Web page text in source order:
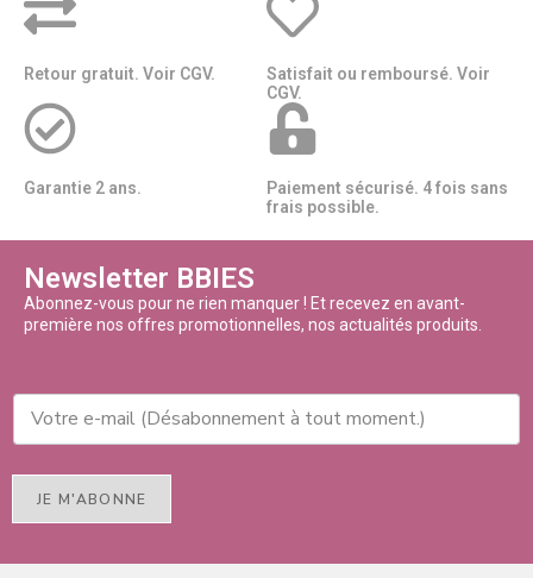
Retour gratuit. Voir CGV.
Satisfait ou remboursé. Voir
CGV.
Garantie 2 ans.
Paiement sécurisé. 4 fois sans
frais possible.
Newsletter BBIES
Abonnez-vous pour ne rien manquer ! Et recevez en avant-
première nos offres promotionnelles, nos actualités produits.
JE M'ABONNE